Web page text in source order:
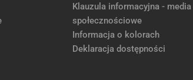
Klauzula informacyjna - media
społecznościowe
Informacja o kolorach
Deklaracja dostępności